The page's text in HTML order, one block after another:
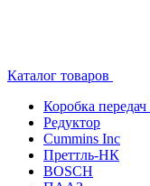
Каталог товаров
Коробка
Редуктор
Cummins Inc
Преттль-НК
BOSCH